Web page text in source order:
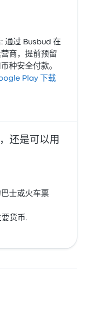
通过 Busbud 在
商，提前预留
种安全付款。
Play 下载
还是可以用
士或火车票
货币.